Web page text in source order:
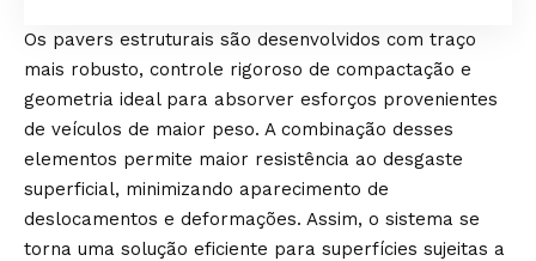
Os pavers estruturais são desenvolvidos com traço
mais robusto, controle rigoroso de compactação e
geometria ideal para absorver esforços provenientes
de veículos de maior peso. A combinação desses
elementos permite maior resistência ao desgaste
superficial, minimizando aparecimento de
deslocamentos e deformações. Assim, o sistema se
torna uma solução eficiente para superfícies sujeitas a